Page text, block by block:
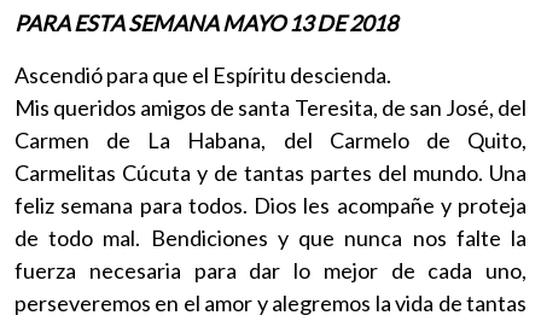
PARA ESTA SEMANA MAYO 13 DE 2018
Ascendió para que el Espíritu descienda.
Mis queridos amigos de santa Teresita, de san José, del
Carmen de La Habana, del Carmelo de Quito,
Carmelitas Cúcuta y de tantas partes del mundo. Una
feliz semana para todos. Dios les acompañe y proteja
de todo mal. Bendiciones y que nunca nos falte la
fuerza necesaria para dar lo mejor de cada uno,
perseveremos en el amor y alegremos la vida de tantas